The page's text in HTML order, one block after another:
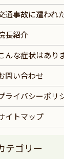
通事故に遭われ
長紹介
んな症状はあり
問い合わせ
ライバシーポリ
イトマップ